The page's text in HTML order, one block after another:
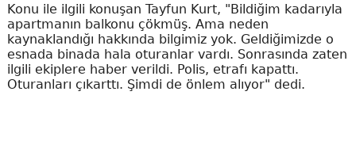
Konu ile ilgili konuşan Tayfun Kurt, "Bildiğim kadarıyla
apartmanın balkonu çökmüş. Ama neden
kaynaklandığı hakkında bilgimiz yok. Geldiğimizde o
esnada binada hala oturanlar vardı. Sonrasında zaten
ilgili ekiplere haber verildi. Polis, etrafı kapattı.
Oturanları çıkarttı. Şimdi de önlem alıyor" dedi.